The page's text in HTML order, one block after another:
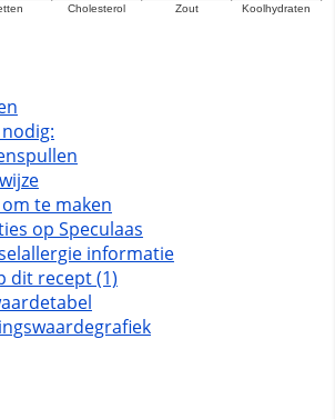
te maken
op Speculaas
informatie
dit recept (1)